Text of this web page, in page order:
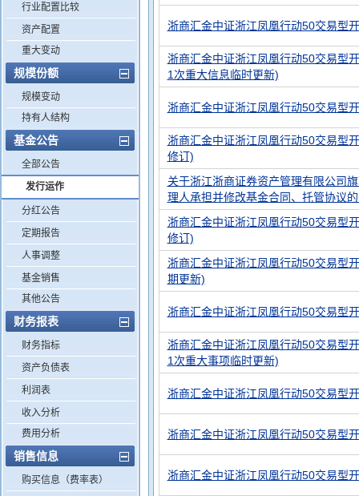
行业配置比较
资产配置
重大变动
规模份额
规模变动
持有人结构
基金公告
全部公告
发行运作
分红公告
定期报告
人事调整
基金销售
其他公告
财务报表
财务指标
资产负债表
利润表
收入分析
费用分析
销售信息
购买信息（费率表）
浙商汇金中证浙江凤凰行动50交易型
浙商汇金中证浙江凤凰行动50交易型
1次重大信息临时更新)
浙商汇金中证浙江凤凰行动50交易型
浙商汇金中证浙江凤凰行动50交易型
修订)
关于浙江浙商证券资产管理有限公司
理人承担并修改基金合同、托管协议
浙商汇金中证浙江凤凰行动50交易型
修订)
浙商汇金中证浙江凤凰行动50交易型
期更新)
浙商汇金中证浙江凤凰行动50交易型
浙商汇金中证浙江凤凰行动50交易型
1次重大事项临时更新)
浙商汇金中证浙江凤凰行动50交易型
浙商汇金中证浙江凤凰行动50交易型
浙商汇金中证浙江凤凰行动50交易型